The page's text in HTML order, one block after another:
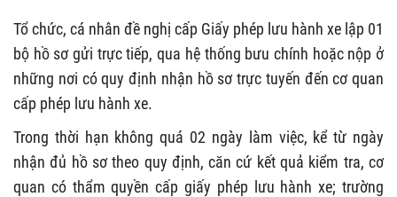
Tổ chức, cá nhân đề nghị cấp Giấy phép lưu hành xe lập 01
bộ hồ sơ gửi trực tiếp, qua hệ thống bưu chính hoặc nộp ở
những nơi có quy định nhận hồ sơ trực tuyến đến cơ quan
cấp phép lưu hành xe.
Trong thời hạn không quá 02 ngày làm việc, kể từ ngày
nhận đủ hồ sơ theo quy định, căn cứ kết quả kiểm tra, cơ
quan có thẩm quyền cấp giấy phép lưu hành xe; trường